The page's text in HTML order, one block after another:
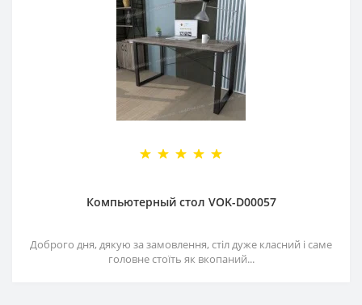
Компьютерный стол VOK-D00057
Доброго дня, дякую за замовлення, стіл дуже класний і саме
головне стоїть як вкопаний...